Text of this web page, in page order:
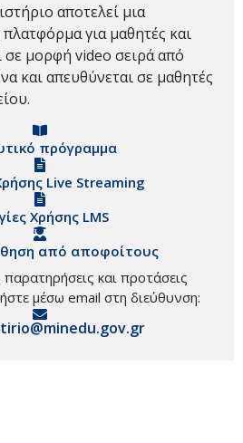
αποτελεί μια
για μαθητές και
σε μορφή video σειρά από
και απευθύνεται σε μαθητές
πρόγραμμα
Live Streaming
Χρήσης LMS
από αποφοίτους
και προτάσεις
μέσω email στη διεύθυνση: